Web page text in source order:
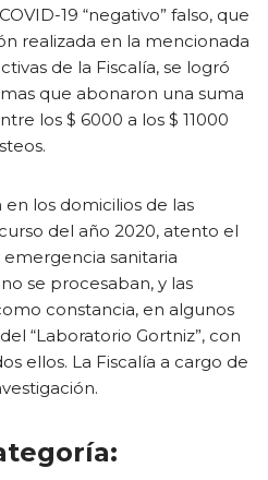
19 “negativo” falso, que
realizada en la mencionada
de la Fiscalía, se logró
que abonaron una suma
los $ 6000 a los $ 11000
en los domicilios de las
del año 2020, atento el
sanitaria
se procesaban, y las
constancia, en algunos
“Laboratorio Gortniz”, con
ellos. La Fiscalía a cargo de